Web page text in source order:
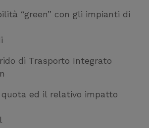
“green” con gli impianti di
di Trasporto Integrato
ed il relativo impatto